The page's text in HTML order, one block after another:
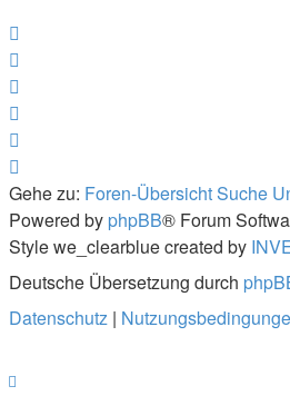
Gehe zu: Foren-ÜbersichtSuche
Powered by phpBB® Forum
Style we_clearblue created by
Deutsche Übersetzung durch
Datenschutz |